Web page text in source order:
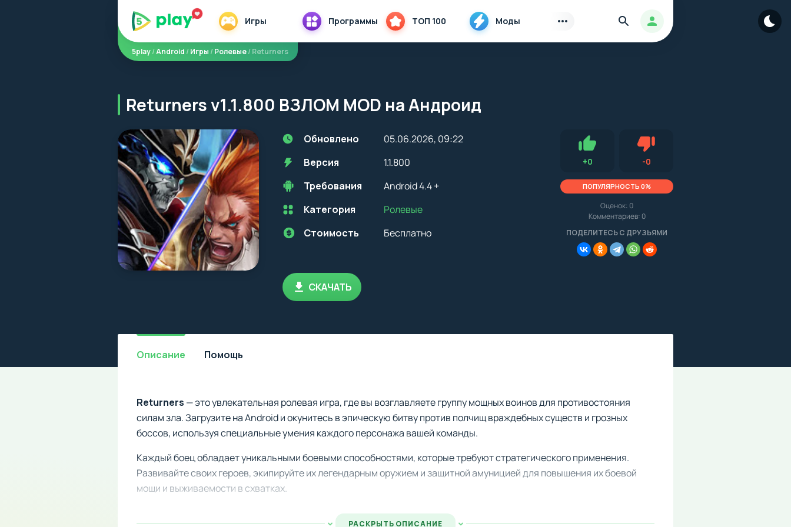
Игры Программы ТОП 100 Моды Авторизация
Найти
5play/Android /Игры /Ролевые/ Returners
Returners v1.1.800 ВЗЛОМ MOD на Андроид
Обновлено
05.06.2026, 09:22
Версия
1.1.800
Требования
Android 4.4 +
Перед установкой приложения на устройство с Android, стоит
учитывать версию OS. Мы всегда указываем минимальные
Категория
Ролевые
Стоимость
Бесплатно
+0Нравится -0Не нравится (0.0, 0, 15860)
ПОПУЛЯРНОСТЬ 0%
Оценок: 0
Комментариев: 0
СКАЧАТЬ
Описание Помощь
Returners — это увлекательная ролевая игра, где вы возглавляете группу мощных воинов для противостояния
силам зла. Загрузите на Android и окунитесь в эпическую битву против полчищ враждебных существ и грозных
боссов, используя специальные умения каждого персонажа вашей команды.
Каждый боец обладает уникальными боевыми способностями, которые требуют стратегического применения.
Развивайте своих героев, экипируйте их легендарным оружием и защитной амуницией для повышения их боевой
мощи и выживаемости в схватках.
Мод предоставляет расширенные возможности для более захватывающего игрового опыта. Наслаждайтесь
РАСКРЫТЬ ОПИСАНИЕ